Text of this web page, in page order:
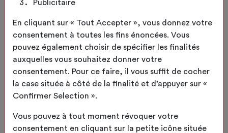
Publicitaire
En cliquant sur « Tout Accepter », vous donnez votre
consentement à toutes les fins énoncées. Vous
pouvez également choisir de spécifier les finalités
auxquelles vous souhaitez donner votre
consentement. Pour ce faire, il vous suffit de cocher
la case située à côté de la finalité et d’appuyer sur «
Confirmer Selection ».
Vous pouvez à tout moment révoquer votre
consentement en cliquant sur la petite icône située
SÉLECTIONNER